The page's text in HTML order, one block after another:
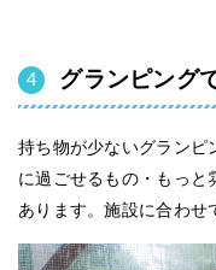
グランピング
持ち物が少ないグランピ
に過ごせるもの・もっと
あります。施設に合わせ